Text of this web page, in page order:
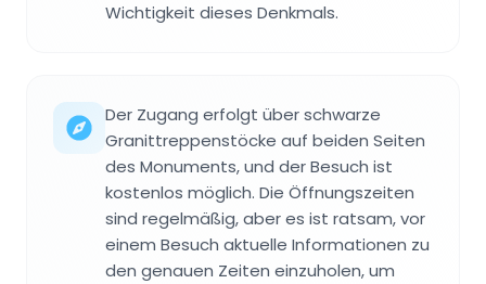
Wichtigkeit dieses Denkmals.
Der Zugang erfolgt über schwarze
Granittreppenstöcke auf beiden Seiten
des Monuments, und der Besuch ist
kostenlos möglich. Die Öffnungszeiten
sind regelmäßig, aber es ist ratsam, vor
einem Besuch aktuelle Informationen zu
den genauen Zeiten einzuholen, um